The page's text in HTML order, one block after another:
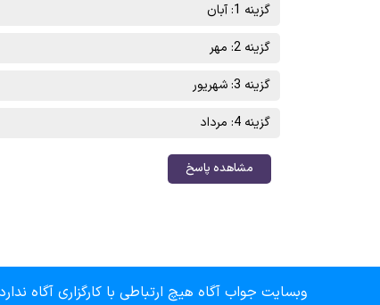
گزینه 1: آبان
گزینه 2: مهر
گزینه 3: شهریور
گزینه 4: مرداد
مشاهده پاسخ
وبسایت جواب آگاه هیچ ارتباطی با کارگزاری آگاه